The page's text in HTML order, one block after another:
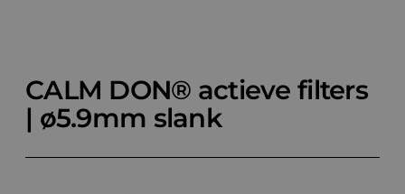
CALM DON® actieve filters
| ø5.9mm slank